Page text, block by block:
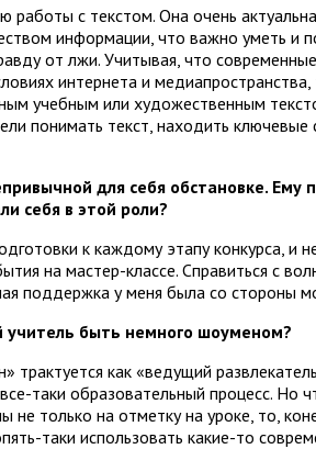
работы с текстом. Она очень
информации, что важно уметь и
от лжи. Учитывая, что
интернета и медиапространства,
учебным или художественным
понимать текст, находить
для себя обстановке. Ему
себя в этой роли?
к каждому этапу конкурса, и
на мастер-классе. Справиться с
поддержка у меня была со стороны
быть немного шоуменом?
как «ведущий
таки образовательный процесс. Но
только на отметку на уроке, то,
таки использовать какие-то